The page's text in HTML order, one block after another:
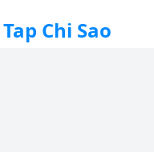
Tap Chi Sao